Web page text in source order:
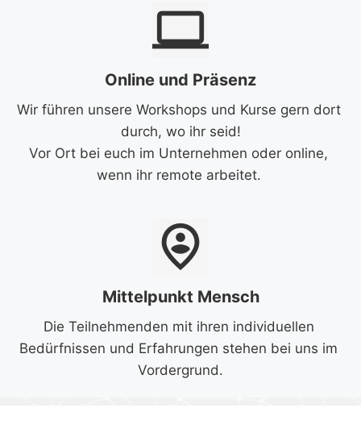
computer
Online und Präsenz
Wir führen unsere Workshops und Kurse gern dort
durch, wo ihr seid!
Vor Ort bei euch im Unternehmen oder online,
wenn ihr remote arbeitet.
person_pin_circle
Mittelpunkt Mensch
Die Teilnehmenden mit ihren individuellen
Bedürfnissen und Erfahrungen stehen bei uns im
Vordergrund.